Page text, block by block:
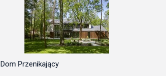
Dom Przenikający